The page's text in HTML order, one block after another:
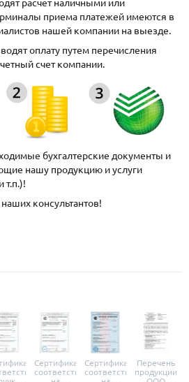
расчет наличными или
приема платежей имеются в
нашей компании на выезде.
оплату путем перечисления
счет компании.
бухгалтерские документы и
нашу продукцию и услуги
т.п.)!
консультантов!
Сертификат
соответствия
Сертификат
соответствия
Перечень
продукции